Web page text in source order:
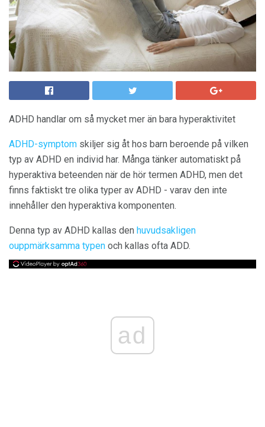
ADHD handlar om så mycket mer än bara hyperaktivitet
ADHD-symptom skiljer sig åt hos barn beroende på vilken
typ av ADHD en individ har. Många tänker automatiskt på
hyperaktiva beteenden när de hör termen ADHD, men det
finns faktiskt tre olika typer av ADHD - varav den inte
innehåller den hyperaktiva komponenten.
Denna typ av ADHD kallas den huvudsakligen
ouppmärksamma typen och kallas ofta ADD.
ad